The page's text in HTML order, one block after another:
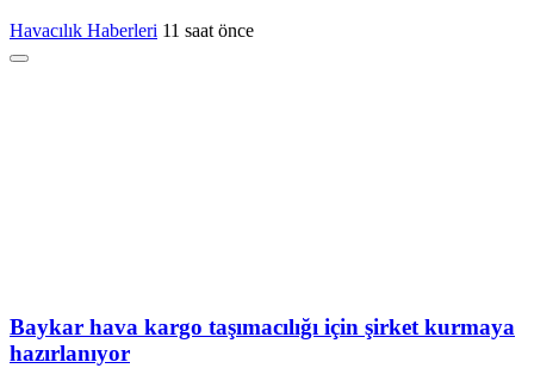
Havacılık Haberleri 11 saat önce
Baykar hava kargo taşımacılığı için şirket kurmaya
hazırlanıyor